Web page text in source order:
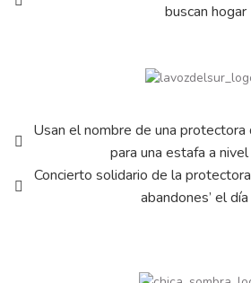
buscan hogar
Usan el nombre de una protectora
para una estafa a
Concierto solidario de la
abandones’ el